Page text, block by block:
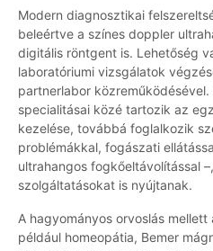
Modern diagnosztikai
beleértve a színes doppler
digitális röntgent is. Lehetőség
laboratóriumi vizsgálatok
partnerlabor közreműködésével.
specialitásai közé tartozik az
kezelése, továbbá foglalkozik
problémákkal, fogászati
ultrahangos fogkőeltávolítással
szolgáltatásokat is nyújtanak.
A hagyományos orvoslás
például homeopátia, Bemer